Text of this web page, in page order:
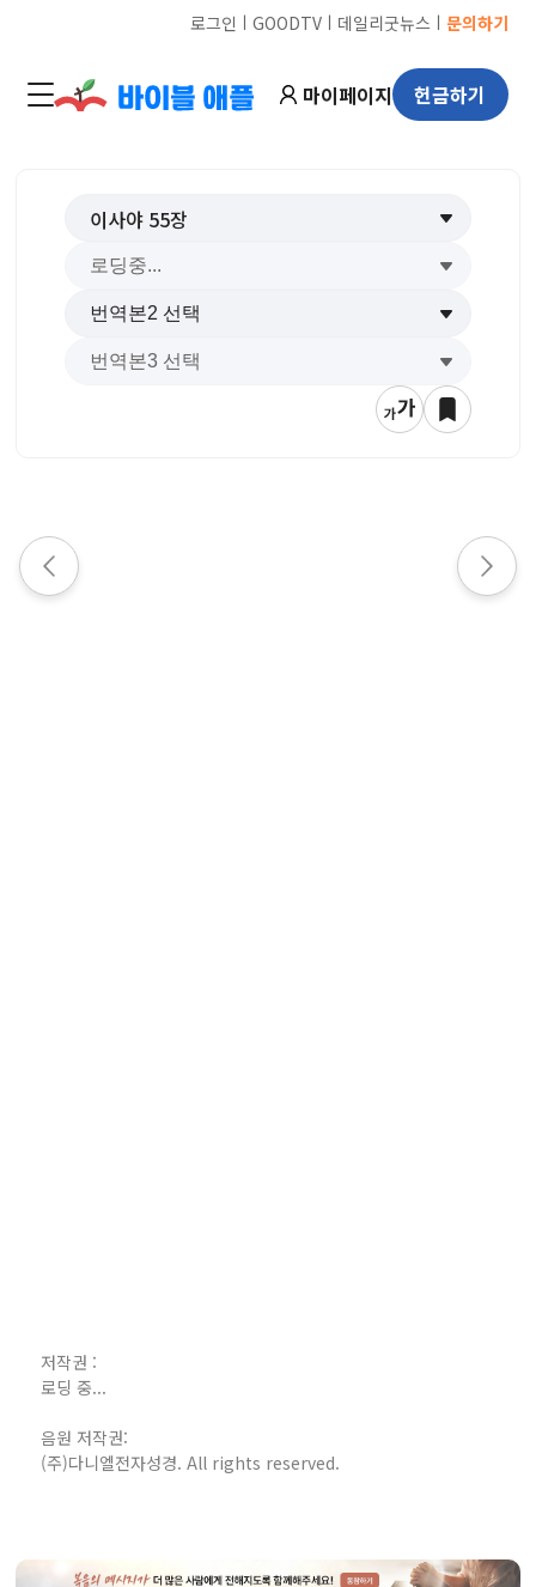
로그인 ㅣ GOODTVㅣ 데일리굿뉴스 ㅣ 문의하기
마이페이지 헌금하기
이사야 55장
저작권 :
로딩 중...
음원 저작권:
(주)다니엘전자성경. All rights reserved.